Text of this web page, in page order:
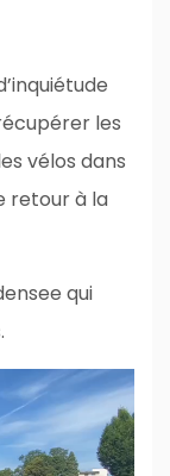
les
vélos dans
retour à la
qui